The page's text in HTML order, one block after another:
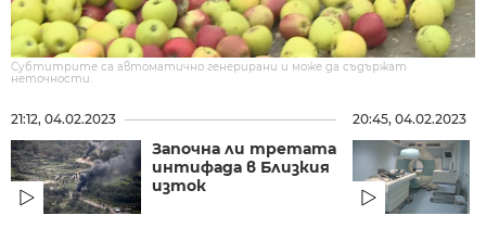
Субтитрите са автоматично генерирани и може да съдържат
неточности.
21:12, 04.02.2023
Започна ли третата
интифада в Близкия
изток
20:45, 04.02.2023